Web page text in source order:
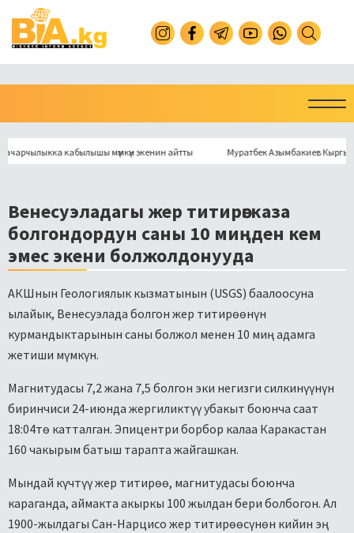
кабылышы мүмкүн экенин айтты Муратбек Азымбакиев
Венесуэладагы жер титирөө: каза
болгондордун саны 10 миңден кем
эмес экени болжолдонууда
АКШнын Геологиялык кызматынын (USGS) баалоосуна
ылайык, Венесуэлада болгон жер титирөөнүн
курмандыктарынын саны болжол менен 10 миң адамга
жетиши мүмкүн.
Магнитудасы 7,2 жана 7,5 болгон эки негизги силкинүүнүн
биринчиси 24-июнда жергиликтүү убакыт боюнча саат
18:04тө катталган. Эпицентри борбор калаа Каракастан
160 чакырым батыш тарапта жайгашкан.
Мындай күчтүү жер титирөө, магнитудасы боюнча
караганда, аймакта акыркы 100 жылдан бери болбогон. Ал
1900-жылдагы Сан-Нарцисо жер титирөөсүнөн кийин эң